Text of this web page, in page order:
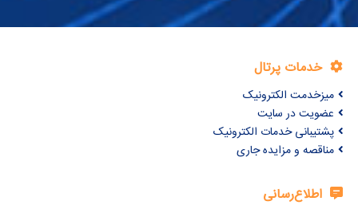
خدمات پرتال
میزخدمت الکترونیک
عضویت در سایت
پشتیبانی خدمات الکترونیک
مناقصه و مزایده جاری
اطلاع‌رسانی